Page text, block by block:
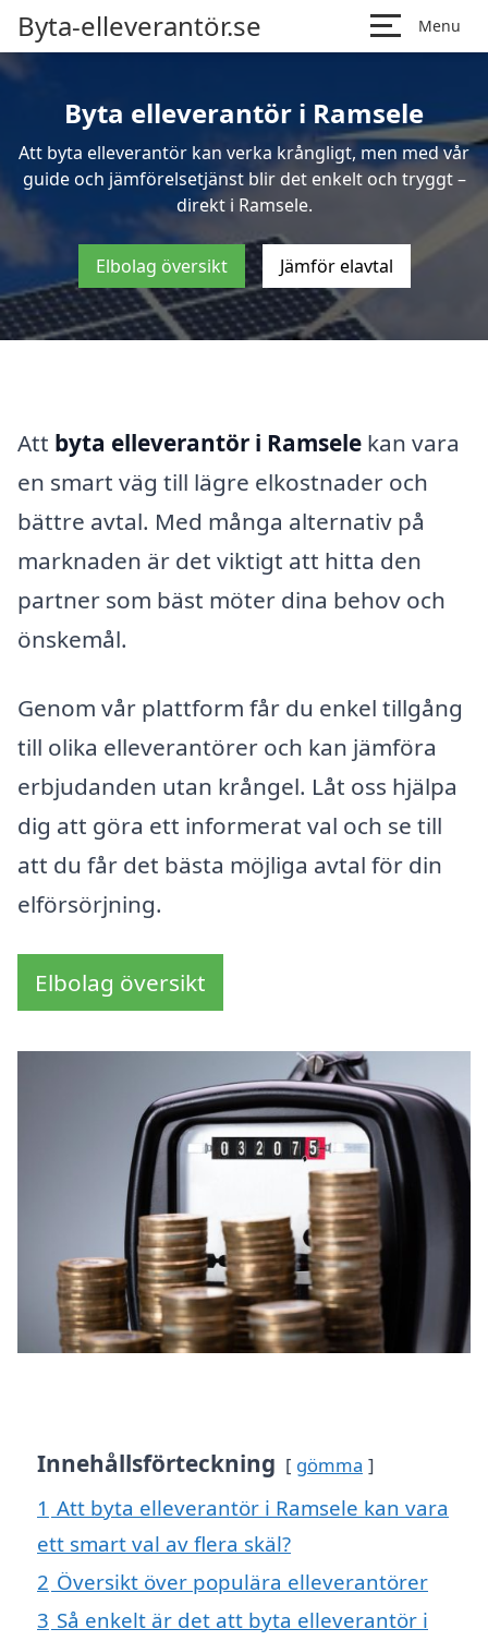
Byta-elleverantör.se Menu
Byta elleverantör i Ramsele
Att byta elleverantör kan verka krångligt, men med vår
guide och jämförelsetjänst blir det enkelt och tryggt –
direkt i Ramsele.
Elbolag översikt Jämför elavtal
Att byta elleverantör i Ramsele kan vara
en smart väg till lägre elkostnader och
bättre avtal. Med många alternativ på
marknaden är det viktigt att hitta den
partner som bäst möter dina behov och
önskemål.
Genom vår plattform får du enkel tillgång
till olika elleverantörer och kan jämföra
erbjudanden utan krångel. Låt oss hjälpa
dig att göra ett informerat val och se till
att du får det bästa möjliga avtal för din
elförsörjning.
Elbolag översikt
Innehållsförteckning gömma
1 Att byta elleverantör i Ramsele kan vara
ett smart val av flera skäl?
2 Översikt över populära elleverantörer
3 Så enkelt är det att byta elleverantör i